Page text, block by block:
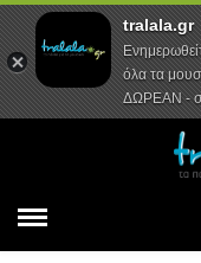
Αρχική
tralala.gr
όλα τα
ΔΩΡΕΑΝ -